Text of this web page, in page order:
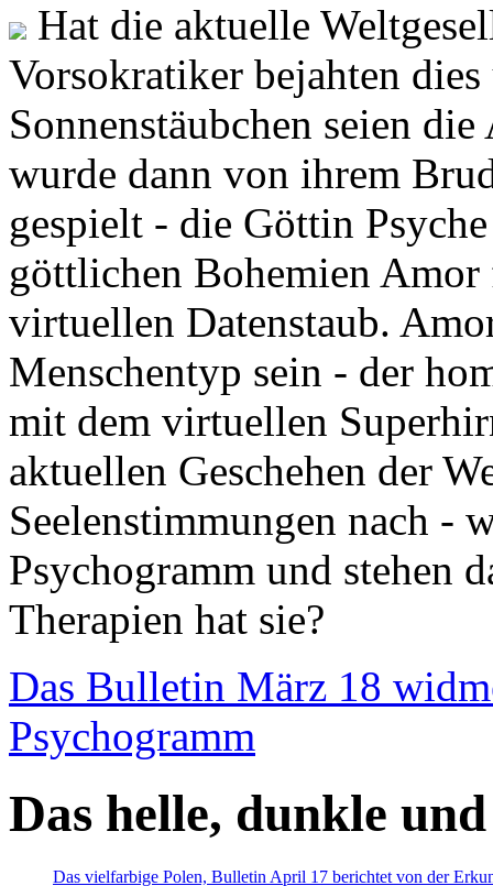
Hat die aktuelle
Vorsokratiker bejahten
Sonnenstäubchen seien
wurde dann von ihrem
gespielt - die Göttin
göttlichen Bohemien
virtuellen Datenstaub.
Menschentyp sein - der
mit dem virtuellen
aktuellen Geschehen der
Seelenstimmungen nach -
Psychogramm und stehen
Therapien hat sie?
Das Bulletin März 18
Psychogramm
Das helle, dunkle
Das vielfarbige Polen, Bulletin April 17 berichtet von der